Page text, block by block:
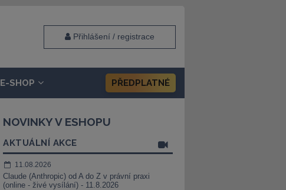
Přihlášení / registrace
E-SHOP PŘEDPLATNÉ
NOVINKY V ESHOPU
AKTUÁLNÍ AKCE
11.08.2026
Claude (Anthropic) od A do Z v právní praxi
(online - živé vysílání) - 11.8.2026